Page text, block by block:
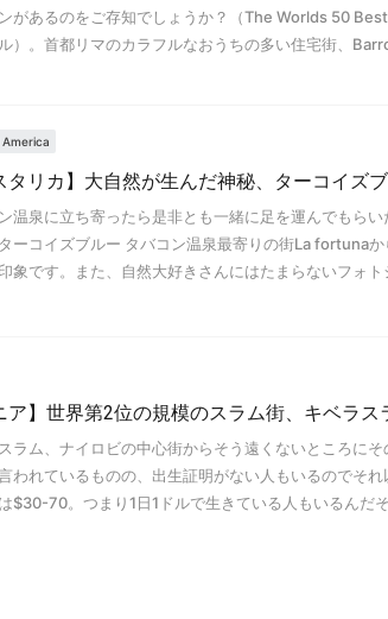
があるのをご存知でしょうか？（The Worlds 50
）。首都リマのカラフルなおうちの多い住宅街、
タリカ】大自然が生んだ神秘、ターコイズ
温泉に立ち寄ったら是非とも一緒に足を運んでもら
ーコイズブルー タバコン温泉最寄りの街La fortuna
象です。また、自然大好きさんにはたまらないフォ
ア】世界第2位の規模のスラム街、キベラス
ラム、ナイロビの中心街からそう遠くないところに
われているものの、出生証明がない人もいるのでそ
$30-70。つまり1日1ドルで生きている人もいるんだ